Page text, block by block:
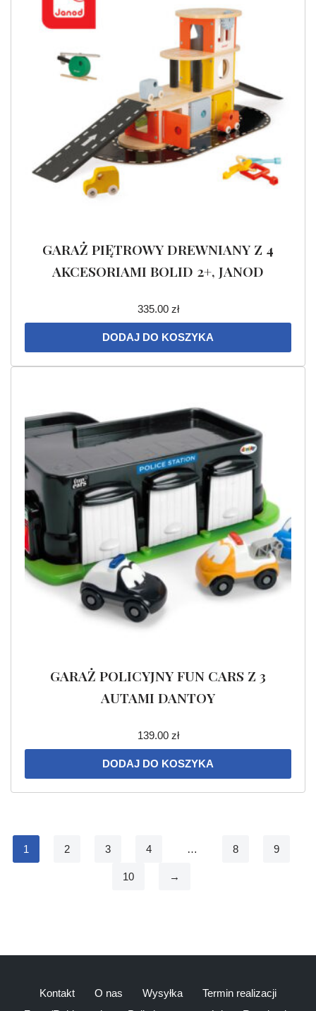
GARAŻ PIĘTROWY DREWNIANY Z 4
AKCESORIAMI BOLID 2+, JANOD
335.00 zł
DODAJ DO KOSZYKA
GARAŻ POLICYJNY FUN CARS Z 3
AUTAMI DANTOY
139.00 zł
DODAJ DO KOSZYKA
1 2 3 4 … 8 9
10 →
Kontakt O nas Wysyłka
Termin realizacji